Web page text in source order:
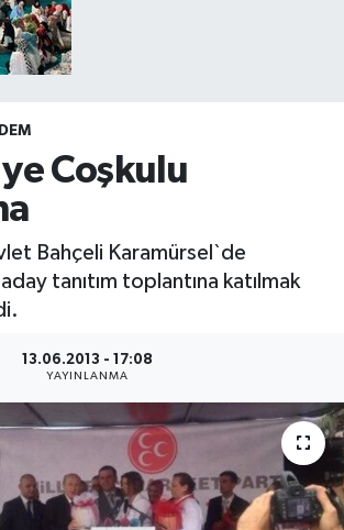
Coşkulu
Bahçeli Karamürsel`de
tanıtım toplantına katılmak
13.06.2013 - 17:08
YAYINLANMA